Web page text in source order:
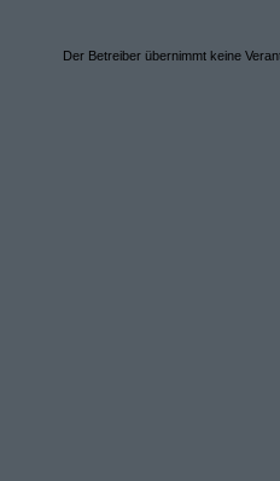
Der Betreiber übernimmt keine